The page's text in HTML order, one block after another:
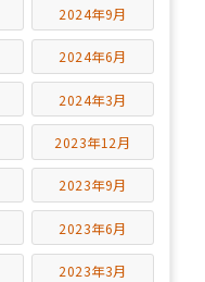
2024年9月
2024年6月
2024年3月
2023年12月
2023年9月
2023年6月
2023年3月